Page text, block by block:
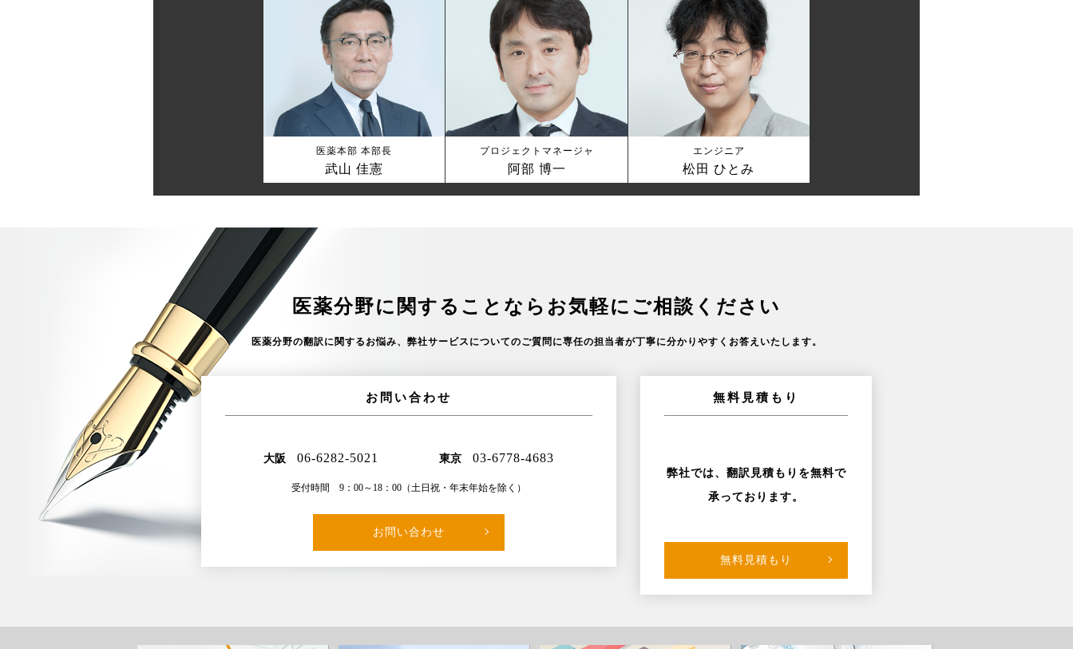
医薬本部 本部長
武山 佳憲
プロジェクトマネージャ
阿部 博一
エンジニア
松田 ひとみ
医薬分野に関することなら お気軽にご相談ください
医薬分野の翻訳に関するお悩み、 弊社サービスについてのご質問に専任の担当者が丁寧に分かりやすくお答えいたします。
お問い合わせ
大阪 06-6282-5021 東京 03-6778-4683
受付時間 9：00～18：00 （土日祝・年末年始を除く）
お問い合わせ
無料見積もり
弊社では、翻訳見積もりを無料で
承っております。
無料見積もり